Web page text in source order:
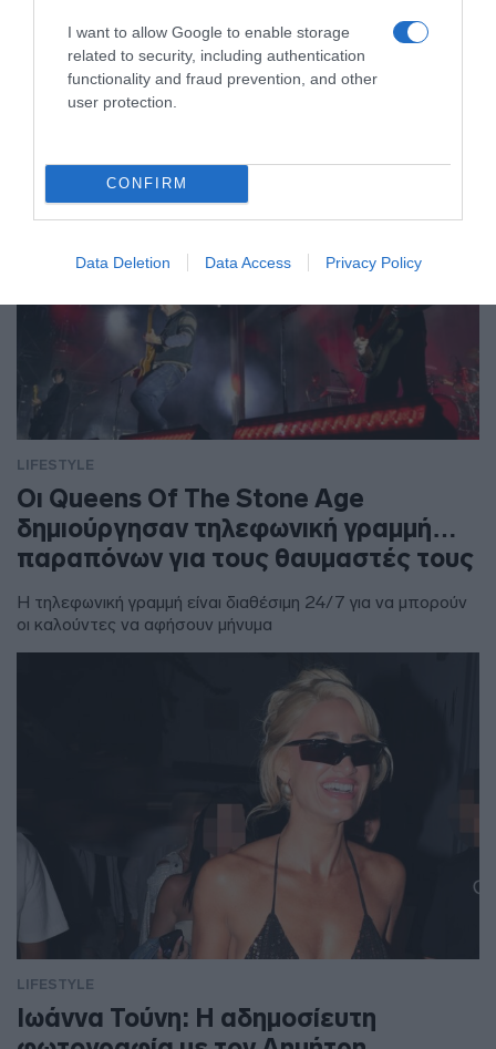
I want to allow Google to enable storage
related to security, including authentication
functionality and fraud prevention, and other
user protection.
CONFIRM
Data Deletion Data Access Privacy Policy
LIFESTYLE
LIFESTYLE
Οι Queens Of The Stone Age
δημιούργησαν τηλεφωνική γραμμή…
παραπόνων για τους θαυμαστές τους
Η τηλεφωνική γραμμή είναι διαθέσιμη 24/7 για να μπορούν
οι καλούντες να αφήσουν μήνυμα
LIFESTYLE
Ιωάννα Τούνη: Η αδημοσίευτη